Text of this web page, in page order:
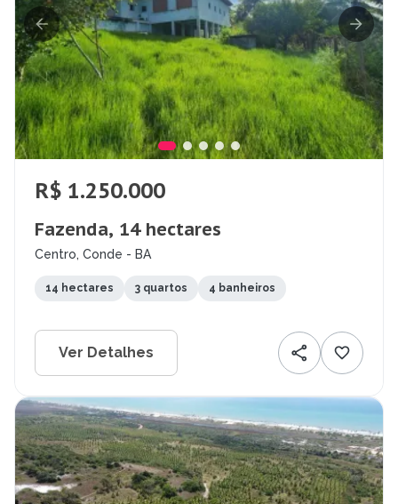
R$ 1.250.000
Fazenda, 14 hectares
Centro, Conde - BA
14 hectares 3 quartos 4 banheiros
Ver Detalhes